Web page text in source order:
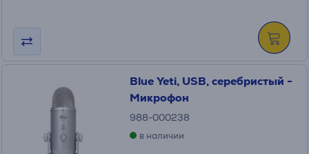
Blue Yeti, USB, серебристый -
Микрофон
988-000238
в наличии